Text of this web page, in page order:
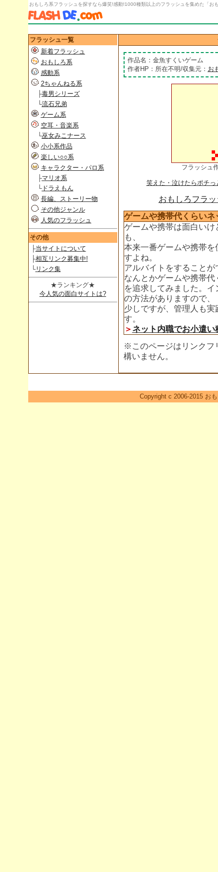
おもしろ系フラッシュを探すなら爆笑!感動!1000種類以上のフラッシュを集めた「お
作品名：金魚すくいゲーム
作者HP：所在不明/収集元： お
フラッシュ
笑えた・泣けたらポチっ
おもしろフラ
ゲームや携帯代くらいネ
ゲームや携帯は面白い
も、
本来一番ゲームや携帯
すよね。
アルバイトをすること
なんとかゲームや携帯
を追求してみました。
の方法がありますので、
少しですが、管理人も
す。
＞ ネット内職でお小遣い
※このページはリンクフ
構いません。
フラッシュ一覧
新着フラッシュ
おもしろ系
感動系
2ちゃんねる系
├毒男シリーズ
└流石兄弟
ゲーム系
空耳・音楽系
└巫女みこナース
小小系作品
楽しい○○系
キャラクター・パロ系
├マリオ系
└ドラえもん
長編、ストーリー物
その他ジャンル
人気のフラッシュ
その他
├当サイトについて
├相互リンク募集中!
└リンク集
★ランキング★
今人気の面白サイトは?
Copyright c 2006-2015 お